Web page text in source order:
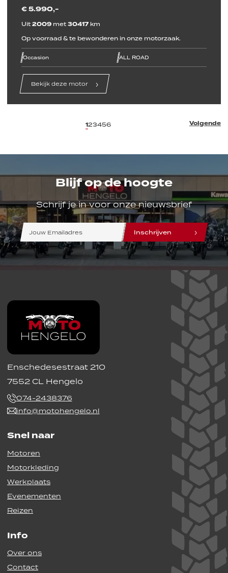
€ 5.990,-
Uit 2009 met 30417 km
Op voorraad & te bewonderen in onze motorzaak.
line
line
line
Occasion line
line
line
ALL ROAD
Bekijk deze motor
123456 Volgende
Blijf op de hoogte
Schrijf je in voor onze nieuwsbrief
line
line
lineInschrijven
Enschedesestraat 210
7552 CL Hengelo
074-2438376
info@motohengelo.nl
Snel naar
Motoren
Motorkleding
Werkplaats
Evenementen
Reizen
Info
Over ons
Contact